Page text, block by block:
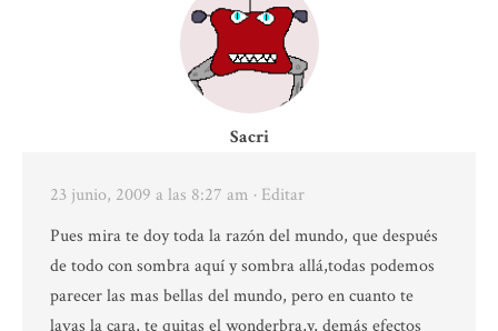
Sacri
23 junio, 2009 a las 8:27 am · Editar
Pues mira te doy toda la razón del mundo, que después
de todo con sombra aquí y sombra allá,todas podemos
parecer las mas bellas del mundo, pero en cuanto te
lavas la cara, te quitas el wonderbra,y, demás efectos